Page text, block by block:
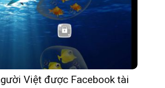
Việt được Facebook tài